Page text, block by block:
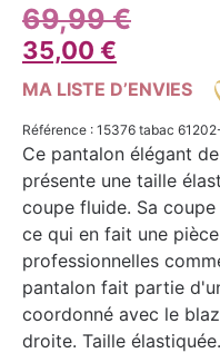
69,99€
35,00 €
MA LISTE D’ENVIES
Référence : 15376 tabac
Ce pantalon élégant
présente une taille
coupe fluide. Sa
ce qui en fait une
professionnelles
pantalon fait partie
coordonné avec le
droite. Taille élastiquée.